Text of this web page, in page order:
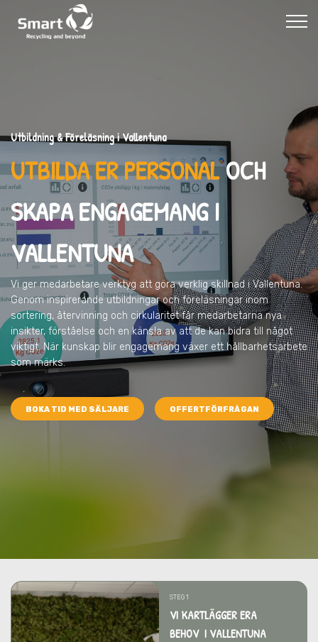
Utbildning & Föreläsning i Vallentuna
UTBILDA ER PERSONALOCH
SKAPA ENGAGEMANG I
VALLENTUNA
Vi ger medarbetare verktyg att göra verklig skillnadi Vallentuna.
Genom inspirerande utbildningar och föreläsningar inom
sortering, återvinning och cirkularitet får medarbetarna nya
insikter, förståelse och en känsla av att de kan bidra till något
viktigt. När kunskap blir engagemang växer ett hållbarhetsarbete
som märks.
BOKA TID MED SÄLJARE OFFERTFÖRFRÅGAN
STEG 1
VI KARTLÄGGER ERA
BEHOV I VALLENTUNA